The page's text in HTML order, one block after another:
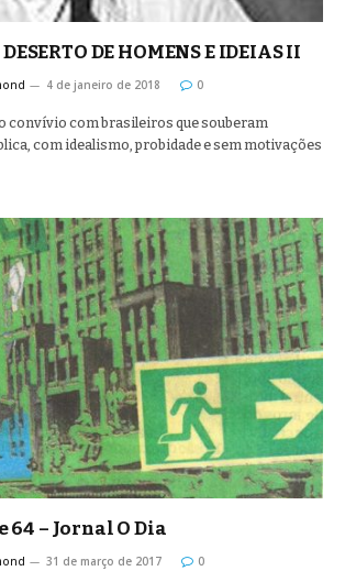
DESERTO DE HOMENS E IDEIAS II
4 de janeiro de 2018 0
convívio com brasileiros que souberam
com idealismo, probidade e sem motivações
64 – Jornal O Dia
31 de março de 2017 0